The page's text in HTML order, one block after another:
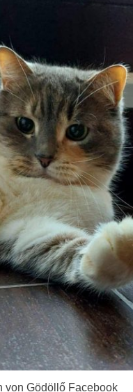
von Gödöllő Facebook